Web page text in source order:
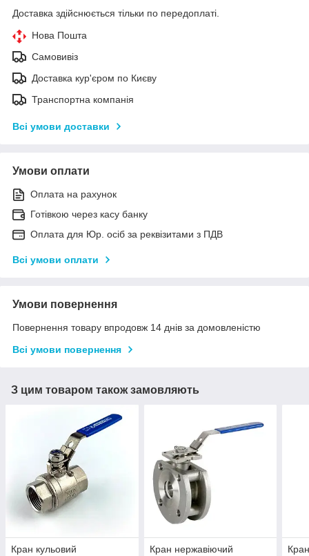
Доставка здійснюється тільки по передоплаті.
Нова Пошта
Самовивіз
Доставка кур'єром по Києву
Транспортна компанія
Всі умови доставки
Умови оплати
Оплата на рахунок
Готівкою через касу банку
Оплата для Юр. осіб за реквізитами з ПДВ
Всі умови оплати
Умови повернення
Повернення товару впродовж 14 днів за домовленістю
Всі умови повернення
З цим товаром також замовляють
Кран кульовий
Кран нержавіючий